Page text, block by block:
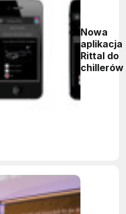
Nowa
aplikacja
Rittal do
chillerów